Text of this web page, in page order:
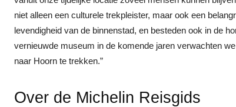
niet alleen een culturele trekpleister, maar ook een
levendigheid van de binnenstad, en besteden ook in de
vernieuwde museum in de komende jaren verwachten
naar Hoorn te trekken.”
Over de Michelin Reisgids